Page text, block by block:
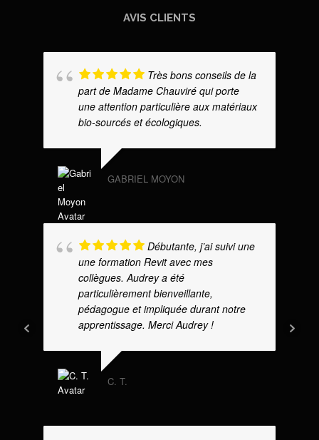
AVIS CLIENTS
Très bons conseils de la
part de Madame Chauviré qui porte
une attention particulière aux matériaux
bio-sourcés et écologiques.
GABRIEL MOYON
Débutante, j’ai suivi une
une formation Revit avec mes
collègues. Audrey a été
particulièrement bienveillante,
pédagogue et impliquée durant notre
apprentissage. Merci Audrey !
C. T.